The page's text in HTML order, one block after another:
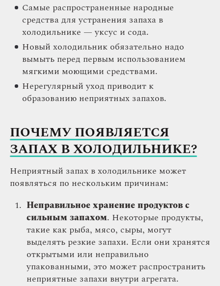
Самые распространенные народные
средства для устранения запаха в
холодильнике — уксус и сода.
Новый холодильник обязательно надо
вымыть перед первым использованием
мягкими моющими средствами.
Нерегулярный уход приводит к
образованию неприятных запахов.
ПОЧЕМУ ПОЯВЛЯЕТСЯ
ЗАПАХ В ХОЛОДИЛЬНИКЕ?
Неприятный запах в холодильнике может
появляться по нескольким причинам:
Неправильное хранение продуктов с
сильным запахом. Некоторые продукты,
такие как рыба, мясо, сыры, могут
выделять резкие запахи. Если они хранятся
открытыми или неправильно
упакованными, это может распространить
неприятные запахи внутри агрегата.